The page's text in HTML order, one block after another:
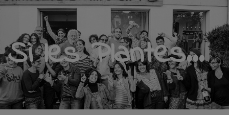
Si les Plantes...